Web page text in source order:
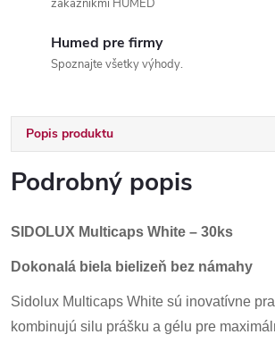
zákazníkmi HUMED
Humed pre firmy
Spoznajte všetky výhody.
Popis produktu
Podrobný popis
SIDOLUX Multicaps White – 30ks
Dokonalá biela bielizeň bez námahy
Sidolux Multicaps White sú inovatívne
kombinujú silu prášku a gélu pre